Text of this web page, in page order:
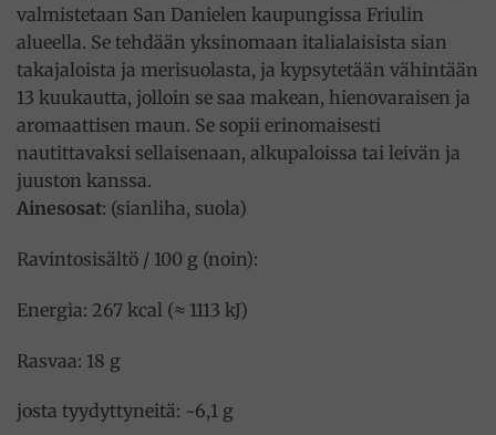
valmistetaan San Danielen kaupungissa Friulin
alueella. Se tehdään yksinomaan italialaisista sian
takajaloista ja merisuolasta, ja kypsytetään vähintään
13 kuukautta, jolloin se saa makean, hienovaraisen ja
aromaattisen maun. Se sopii erinomaisesti
nautittavaksi sellaisenaan, alkupaloissa tai leivän ja
juuston kanssa.
Ainesosat: (sianliha, suola)
Ravintosisältö / 100 g (noin):
Energia: 267 kcal (≈ 1113 kJ)
Rasvaa: 18 g
josta tyydyttyneitä: ~6,1 g